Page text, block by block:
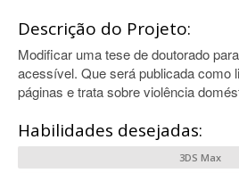
Descrição do Projeto:
Modificar uma tese de doutorado
acessível. Que será publicada como
páginas e trata sobre violência
Habilidades desejadas:
3DS Max